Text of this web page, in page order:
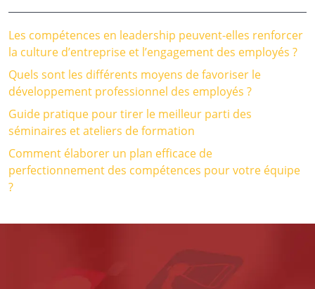
Les compétences en leadership peuvent-elles renforcer
la culture d’entreprise et l’engagement des employés ?
Quels sont les différents moyens de favoriser le
développement professionnel des employés ?
Guide pratique pour tirer le meilleur parti des
séminaires et ateliers de formation
Comment élaborer un plan efficace de
perfectionnement des compétences pour votre équipe
?